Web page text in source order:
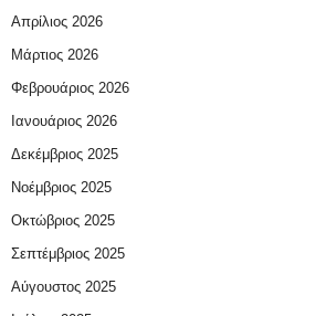
Απρίλιος 2026
Μάρτιος 2026
Φεβρουάριος 2026
Ιανουάριος 2026
Δεκέμβριος 2025
Νοέμβριος 2025
Οκτώβριος 2025
Σεπτέμβριος 2025
Αύγουστος 2025